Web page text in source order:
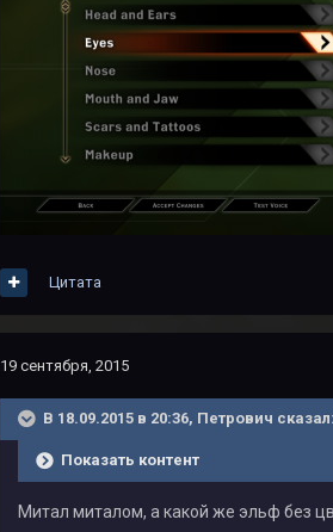
Цитата
19 сентября, 2015
В 18.09.2015 в 20:36, Петрович сказал:
Показать контент
Митал миталом, а какой же эльф без